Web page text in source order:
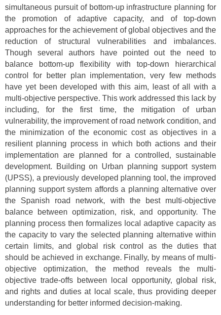
simultaneous pursuit of bottom-up infrastructure planning for
the promotion of adaptive capacity, and of top-down
approaches for the achievement of global objectives and the
reduction of structural vulnerabilities and imbalances.
Though several authors have pointed out the need to
balance bottom-up flexibility with top-down hierarchical
control for better plan implementation, very few methods
have yet been developed with this aim, least of all with a
multi-objective perspective. This work addressed this lack by
including, for the first time, the mitigation of urban
vulnerability, the improvement of road network condition, and
the minimization of the economic cost as objectives in a
resilient planning process in which both actions and their
implementation are planned for a controlled, sustainable
development. Building on Urban planning support system
(UPSS), a previously developed planning tool, the improved
planning support system affords a planning alternative over
the Spanish road network, with the best multi-objective
balance between optimization, risk, and opportunity. The
planning process then formalizes local adaptive capacity as
the capacity to vary the selected planning alternative within
certain limits, and global risk control as the duties that
should be achieved in exchange. Finally, by means of multi-
objective optimization, the method reveals the multi-
objective trade-offs between local opportunity, global risk,
and rights and duties at local scale, thus providing deeper
understanding for better informed decision-making.